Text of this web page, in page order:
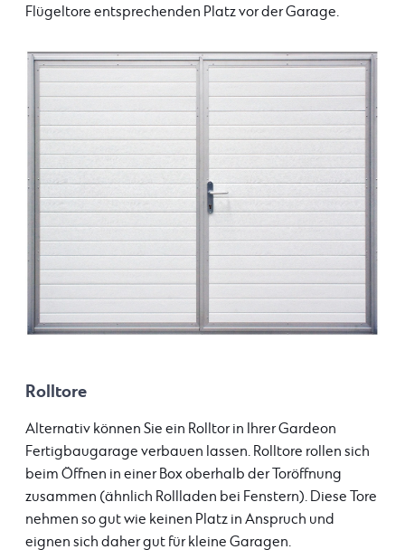
Flügeltore entsprechenden Platz vor der Garage.
Rolltore
Alternativ können Sie ein Rolltor in Ihrer Gardeon
Fertigbaugarage verbauen lassen. Rolltore rollen sich
beim Öffnen in einer Box oberhalb der Toröffnung
zusammen (ähnlich Rollladen bei Fenstern). Diese Tore
nehmen so gut wie keinen Platz in Anspruch und
eignen sich daher gut für kleine Garagen.